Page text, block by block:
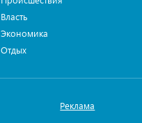
Власть
Экономика
Отдых
Реклама